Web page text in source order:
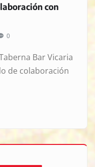
con
0
Bar Vicaria
de colaboración